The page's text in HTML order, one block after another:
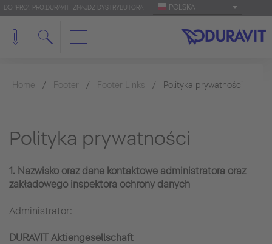
DO 'PRO': PRO.DURAVIT ZNAJDŹ DYSTRYBUTORA POLSKA
Home Footer Footer Links Polityka prywatności
Polityka prywatności
1. Nazwisko oraz dane kontaktowe administratora oraz
zakładowego inspektora ochrony danych
Administrator:
DURAVIT Aktiengesellschaft